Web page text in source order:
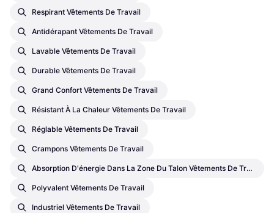
Respirant Vêtements De Travail
Antidérapant Vêtements De Travail
Lavable Vêtements De Travail
Durable Vêtements De Travail
Grand Confort Vêtements De Travail
Résistant À La Chaleur Vêtements De Travail
Réglable Vêtements De Travail
Crampons Vêtements De Travail
Absorption D'énergie Dans La Zone Du Talon Vêtements De Travail
Polyvalent Vêtements De Travail
Industriel Vêtements De Travail